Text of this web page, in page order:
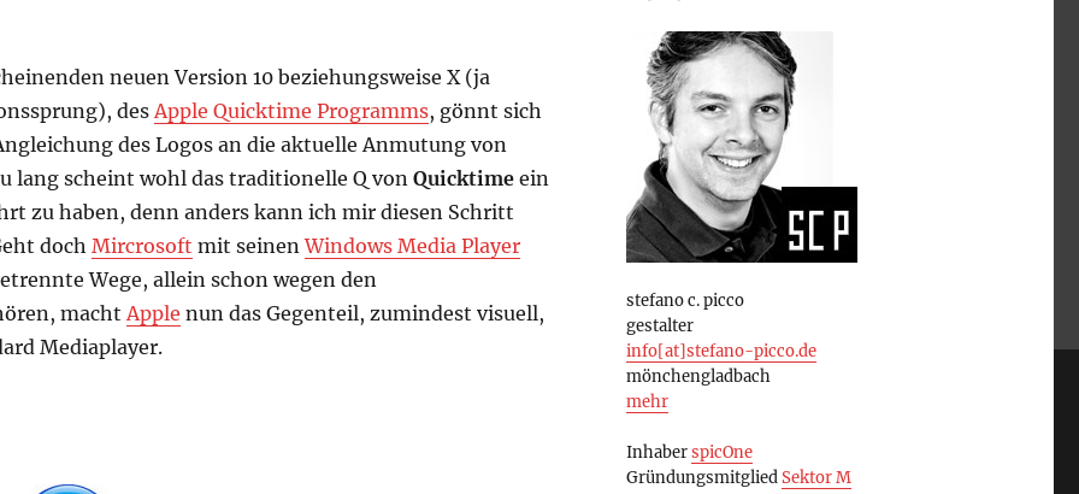
neuen Version 10 beziehungsweise X (ja
desApple Quicktime Programms, gönnt sich
des Logos an die aktuelle Anmutung von
lang scheint wohl das traditionelle Q vonQuicktimeein
zu haben, denn anders kann ich mir diesen Schritt
doch Mircrosoft mit seinenWindows Media Player
Wege, allein schon wegen den
machtApple nun das Gegenteil, zumindest visuell,
Mediaplayer.
stefano c. picco
gestalter
info[at]stefano-picco.de
mönchengladbach
mehr
InhaberspicOne
GründungsmitgliedSektor M